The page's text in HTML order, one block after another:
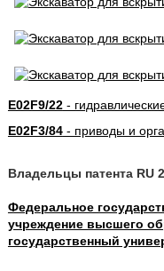
E02F9/22-
E02F3/84- приводы и
Владельцы патента RU
Федеральное
учреждение высшего
государственный